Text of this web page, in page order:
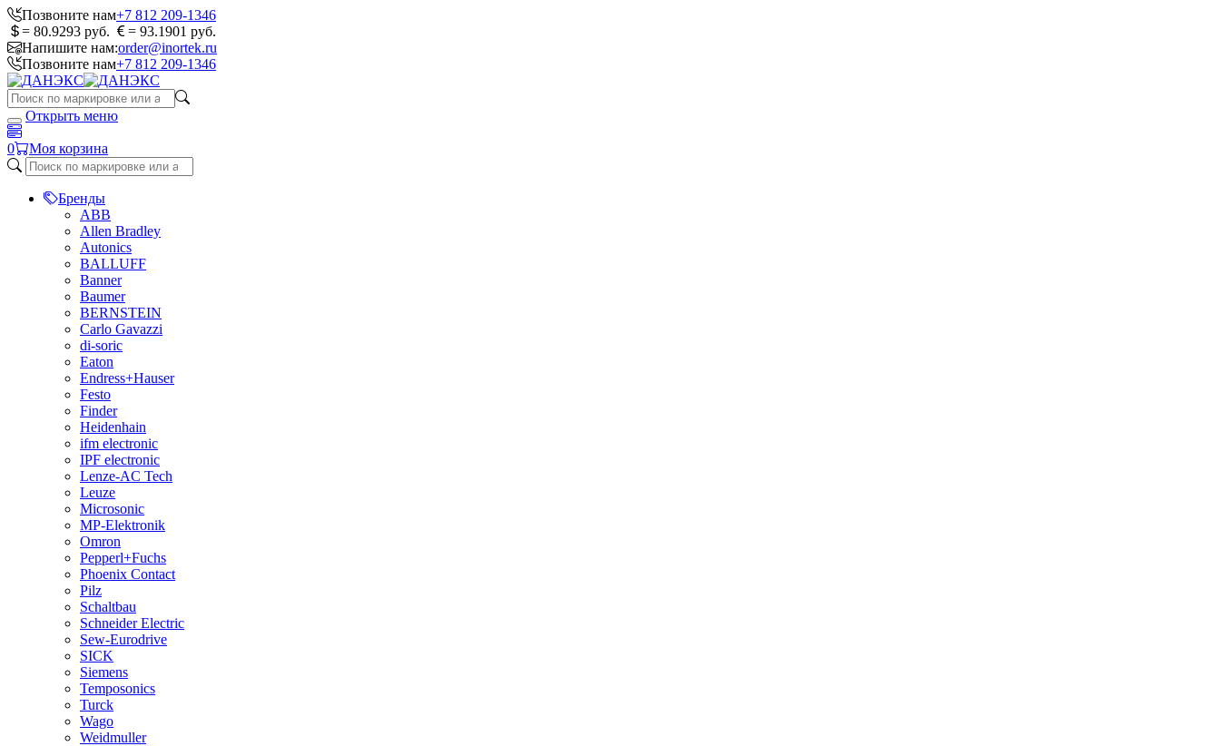
Позвоните нам+7 812 209-1346
= 80.9293 руб.
= 93.1901 руб.
Напишите нам:order@inortek.ru
Позвоните нам+7 812 209-1346
Открыть меню
0 Моя корзина
Бренды
ABB
Allen Bradley
Autonics
BALLUFF
Banner
Baumer
BERNSTEIN
Carlo Gavazzi
di-soric
Eaton
Endress+Hauser
Festo
Finder
Heidenhain
ifm electronic
IPF electronic
Lenze-AC Tech
Leuze
Microsonic
MP-Elektronik
Omron
Pepperl+Fuchs
Phoenix Contact
Pilz
Schaltbau
Schneider Electric
Sew-Eurodrive
SICK
Siemens
Temposonics
Turck
Wago
Weidmuller